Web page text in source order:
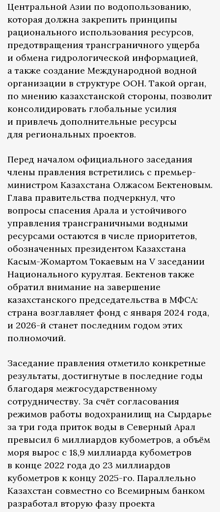
Центральной Азии по водопользованию,
которая должна закрепить принципы
рационального использования ресурсов,
предотвращения трансграничного ущерба
и обмена гидрологической информацией,
а также создание Международной водной
организации в структуре ООН. Такой орган,
по мнению казахстанской стороны, позволит
консолидировать глобальные усилия
и привлечь дополнительные ресурсы
для региональных проектов.
Перед началом официального заседания
члены правления встретились с премьер-
министром Казахстана Олжасом Бектеновым.
Глава правительства подчеркнул, что
вопросы спасения Арала и устойчивого
управления трансграничными водными
ресурсами остаются в числе приоритетов,
обозначенных президентом Казахстана
Касым-Жомартом Токаевым на V заседании
Национального курултая. Бектенов также
обратил внимание на завершение
казахстанского председательства в МФСА:
страна возглавляет фонд с января 2024 года,
и 2026-й станет последним годом этих
полномочий.
Заседание правления отметило конкретные
результаты, достигнутые в последние годы
благодаря межгосударственному
сотрудничеству. За счёт согласования
режимов работы водохранилищ на Сырдарье
за три года приток воды в Северный Арал
превысил 6 миллиардов кубометров, а объём
моря вырос с 18,9 миллиарда кубометров
в конце 2022 года до 23 миллиардов
кубометров к концу 2025-го. Параллельно
Казахстан совместно со Всемирным банком
разработал вторую фазу проекта